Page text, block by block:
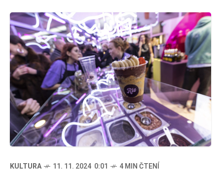
KULTURA 11. 11. 2024 0:01 4 MIN ČTENÍ